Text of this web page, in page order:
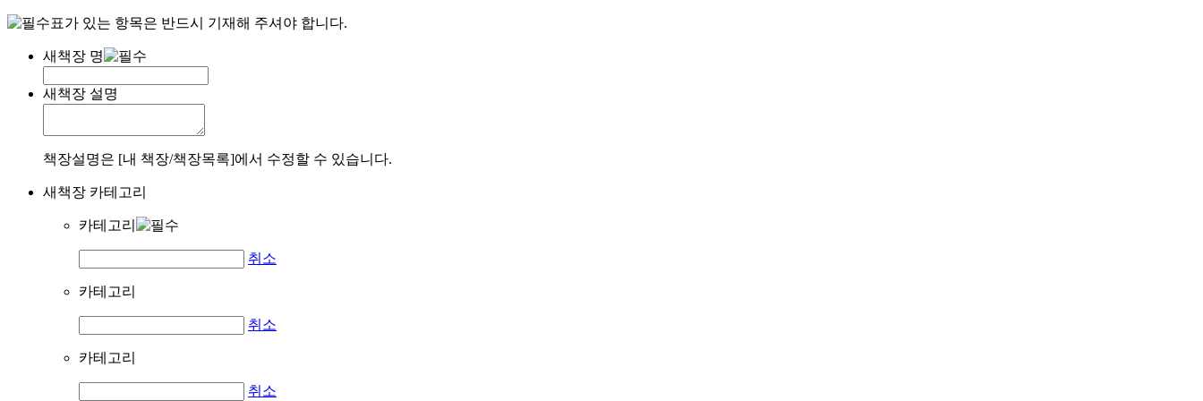
표가 있는 항목은 반드시 기재해 주셔야 합니다.
새책장 명
새책장 설명
책장설명은 [내 책장/책장목록]에서 수정할 수 있습니다.
새책장 카테고리
카테고리
취소
카테고리
취소
카테고리
취소